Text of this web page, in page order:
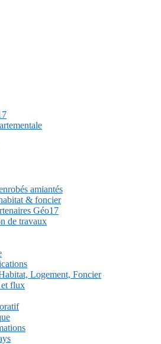
amiantés
& foncier
Géo17
de travaux
Logement, Foncier
et flux